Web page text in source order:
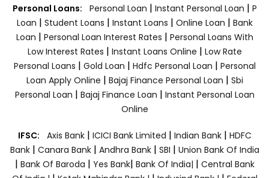
Personal Loans: Personal Loan | Instant Personal Loan | P
Loan | Student Loans | Instant Loans | Online Loan | Bank
Loan | Personal Loan Interest Rates | Personal Loans With
Low Interest Rates | Instant Loans Online | Low Rate
Personal Loans | Gold Loan | Hdfc Personal Loan | Personal
Loan Apply Online | Bajaj Finance Personal Loan | Sbi
Personal Loan | Bajaj Finance Loan | Instant Personal Loan
Online
IFSC: Axis Bank | ICICI Bank Limited | Indian Bank | HDFC
Bank| Canara Bank | Andhra Bank| SBI | Union Bank Of India
| Bank Of Baroda | Yes Bank| Bank Of India| | Central Bank